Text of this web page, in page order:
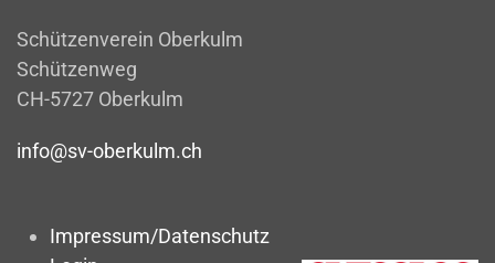
Schützenverein Oberkulm
Schützenweg
CH-5727 Oberkulm
info@sv-oberkulm.ch
Impressum/Datenschutz